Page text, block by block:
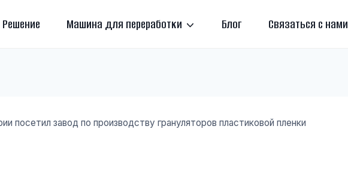
Решение Машина для переработки Блог Связаться с нами
посетил завод по производству грануляторов пластиковой пленки